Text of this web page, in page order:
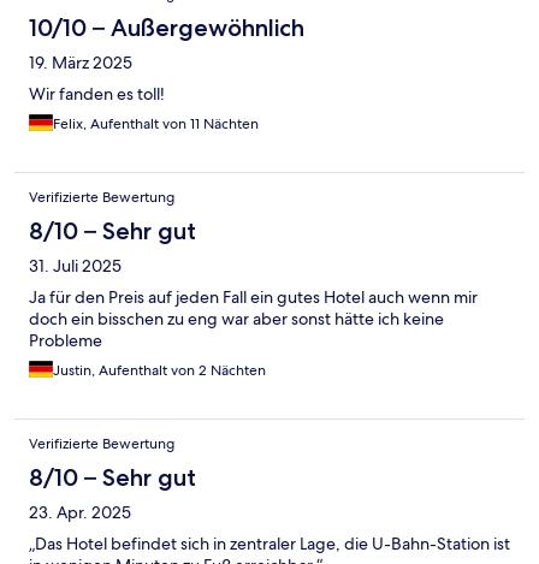
10/10 – Außergewöhnlich
19. März 2025
Wir fanden es toll!
Felix, Aufenthalt von 11 Nächten
Verifizierte Bewertung
8/10 – Sehr gut
31. Juli 2025
Ja für den Preis auf jeden Fall ein gutes Hotel auch wenn mir
doch ein bisschen zu eng war aber sonst hätte ich keine
Probleme
Justin, Aufenthalt von 2 Nächten
Verifizierte Bewertung
8/10 – Sehr gut
23. Apr. 2025
„Das Hotel befindet sich in zentraler Lage, die U-Bahn-Station ist